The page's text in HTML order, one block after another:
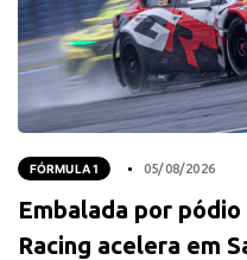
FÓRMULA 1 05/08/2026
Embalada por
Racing acelera em